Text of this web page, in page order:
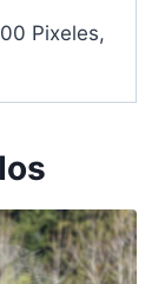
Pixeles,